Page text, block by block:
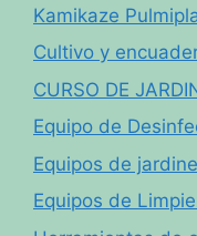
Kamikaze
Cultivo y
CURSO DE
Equipo de
Equipos de
Equipos de